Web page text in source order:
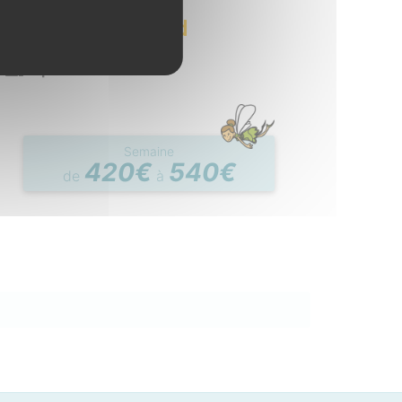
Mobil-home standard
Semaine
de 420€ à 540€